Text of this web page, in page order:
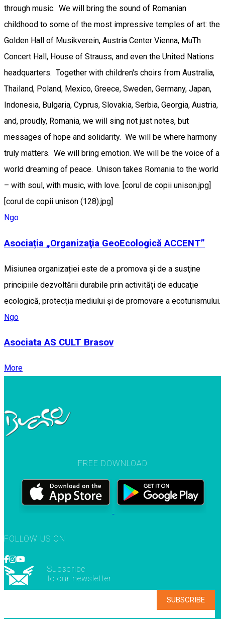
through music. We will bring the sound of Romanian
childhood to some of the most impressive temples of art: the
Golden Hall of Musikverein, Austria Center Vienna, MuTh
Concert Hall, House of Strauss, and even the United Nations
headquarters. Together with children's choirs from Australia,
Thailand, Poland, Mexico, Greece, Sweden, Germany, Japan,
Indonesia, Bulgaria, Cyprus, Slovakia, Serbia, Georgia, Austria,
and, proudly, Romania, we will sing not just notes, but
messages of hope and solidarity. We will be where harmony
truly matters. We will bring emotion. We will be the voice of a
world dreaming of peace. Unison takes Romania to the world
– with soul, with music, with love. [corul de copii unison.jpg]
[corul de copii unison (128).jpg]
Ngo
Asociația „Organizaţia GeoEcologică ACCENT”
Misiunea organizației este de a promova și de a susţine
principiile dezvoltării durabile prin activități de educaţie
ecologică, protecţia mediului şi de promovare a ecoturismului.
Ngo
Asociata AS CULT Brasov
More
FREE DOWNLOAD
FOLLOW US ON
Subscribe
to our newsletter